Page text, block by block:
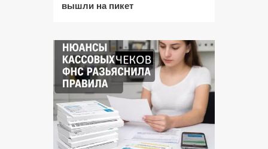
вышли на пикет